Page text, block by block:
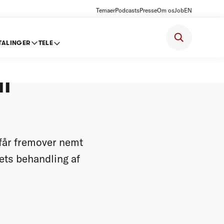
TemaerPodcastsPresseOm osJobEN
TELE
fremover nemt
behandling af